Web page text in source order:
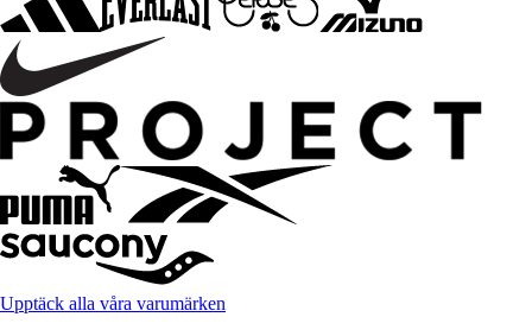
Upptäck alla våra varumärken